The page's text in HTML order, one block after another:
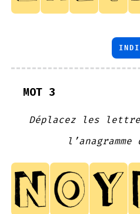
MOT 3
Déplacez les